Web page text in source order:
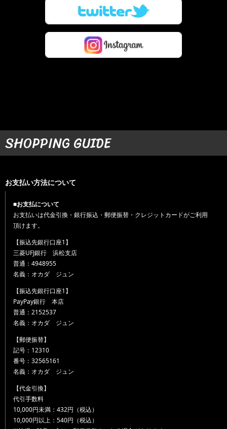
SHOPPING GUIDE
お支払い方法について
■お支払について
お支払いは代金引換・銀行振込・郵便振替・クレジットカードがご利用
頂けます。
【振込先銀行口座1】
三菱UFJ銀行 浜松支店
普通：4948955
名義：オカダ ジュン
【振込先銀行口座1】
PayPay銀行 本店
普通：2152537
名義：オカダ ジュン
【郵便振替】
記号：12310
番号：32565161
名義：オカダ ジュン
【代金引換】
代引手数料
10,000円未満：432円（税込）
10,000円以上：540円（税込）